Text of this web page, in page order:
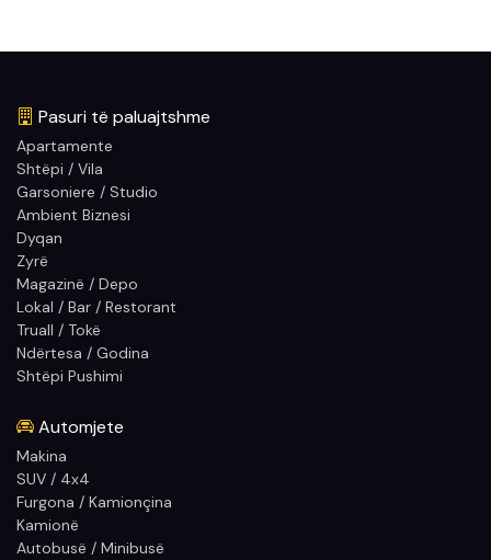
Pasuri të paluajtshme
Apartamente
Shtëpi / Vila
Garsoniere / Studio
Ambient Biznesi
Dyqan
Zyrë
Magazinë / Depo
Lokal / Bar / Restorant
Truall / Tokë
Ndërtesa / Godina
Shtëpi Pushimi
Automjete
Makina
SUV / 4x4
Furgona / Kamionçina
Kamionë
Autobusë / Minibusë